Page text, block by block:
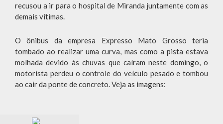
recusou a ir para o hospital de Miranda juntamente com as
demais vítimas.
O ônibus da empresa Expresso Mato Grosso teria
tombado ao realizar uma curva, mas como a pista estava
molhada devido às chuvas que caíram neste domingo, o
motorista perdeu o controle do veículo pesado e tombou
ao cair da ponte de concreto. Veja as imagens: